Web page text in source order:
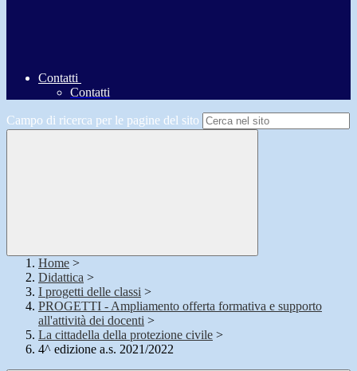
Contatti
Contatti
Campo di ricerca per le pagine del sito
Home >
Didattica >
I progetti delle classi >
PROGETTI - Ampliamento offerta formativa e supporto
all'attività dei docenti >
La cittadella della protezione civile >
4^ edizione a.s. 2021/2022